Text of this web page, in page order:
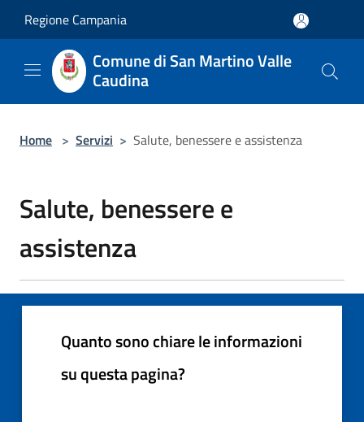
Regione Campania
Comune di San Martino Valle
Caudina
Home > Servizi > Salute, benessere e assistenza
Salute, benessere e
assistenza
Quanto sono chiare le informazioni
su questa pagina?